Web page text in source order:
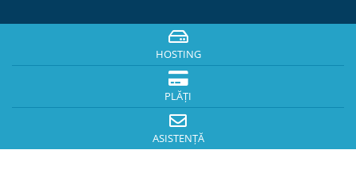
HOSTING
PLĂȚI
ASISTENȚĂ